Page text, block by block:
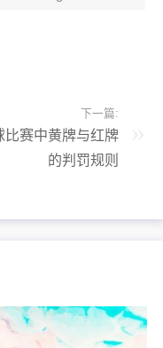
下一篇:
比赛中黄牌与红牌
的判罚规则